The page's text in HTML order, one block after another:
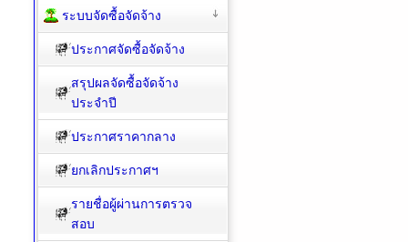
ระบบจัดซื้อจัดจ้าง
ประกาศจัดซื้อจัดจ้าง
สรุปผลจัดซื้อจัดจ้าง
ประจำปี
ประกาศราคากลาง
ยกเลิกประกาศฯ
รายชื่อผู้ผ่านการตรวจ
สอบ